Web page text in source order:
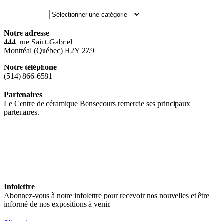
CATÉGORIES
Notre adresse
444, rue Saint-Gabriel
Montréal (Québec) H2Y 2Z9
Notre téléphone
(514) 866-6581
Partenaires
Le Centre de céramique Bonsecours remercie ses principaux
partenaires.
Infolettre
Abonnez-vous à notre infolettre pour recevoir nos nouvelles et être
informé de nos expositions à venir.